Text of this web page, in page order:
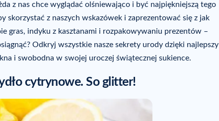
z nas chce wyglądać olśniewająco i być najpiękniejszą tego
skorzystać z naszych wskazówek i zaprezentować się z jak
gras, indyku z kasztanami i rozpakowywaniu prezentów –
Odkryj wszystkie nasze sekrety urody dzięki
i swobodna w swojej uroczej świątecznej sukience.
cytrynowe. So glitter!